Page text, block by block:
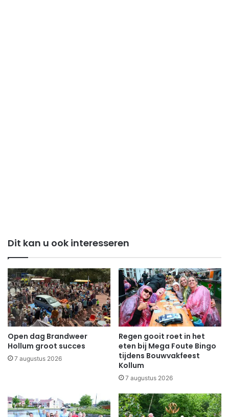
Dit kan u ook interesseren
Open dag Brandweer
Hollum groot succes
7 augustus 2026
Regen gooit roet in het
eten bij Mega Foute Bingo
tijdens Bouwvakfeest
Kollum
7 augustus 2026